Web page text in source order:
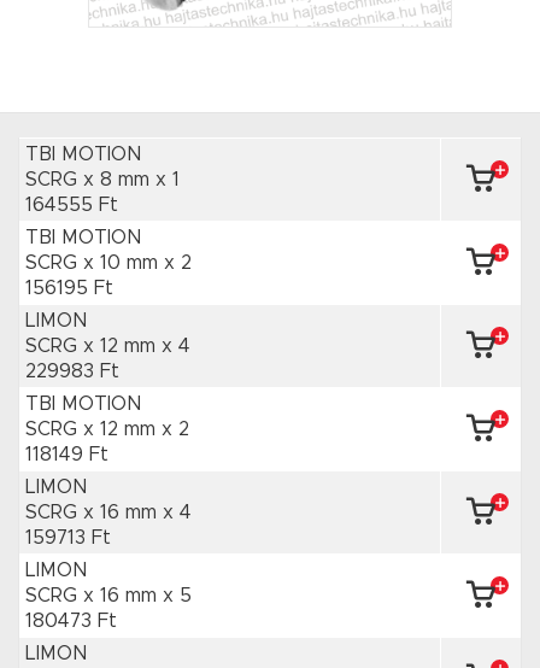
TBI MOTION
SCRG x 8 mm x 1
164555 Ft
TBI MOTION
SCRG x 10 mm x 2
156195 Ft
LIMON
SCRG x 12 mm x 4
229983 Ft
TBI MOTION
SCRG x 12 mm x 2
118149 Ft
LIMON
SCRG x 16 mm x 4
159713 Ft
LIMON
SCRG x 16 mm x 5
180473 Ft
LIMON